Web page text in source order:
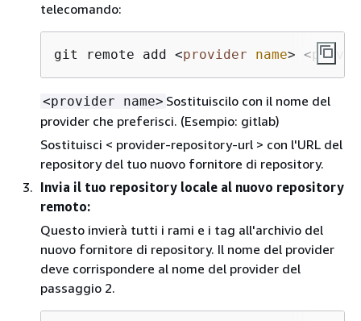
telecomando:
git remote add <provider name> <
<provider name> Sostituiscilo con il nome del
provider che preferisci. (Esempio: gitlab)
Sostituisci < provider-repository-url > con l'URL del
repository del tuo nuovo fornitore di repository.
Invia il tuo repository locale al nuovo repository
remoto:
Questo invierà tutti i rami e i tag all'archivio del
nuovo fornitore di repository. Il nome del provider
deve corrispondere al nome del provider del
passaggio 2.